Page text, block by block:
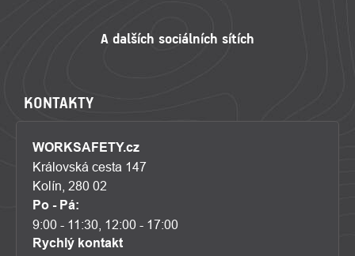
KONTAKTY
WORKSAFETY.cz
Královská cesta 147
Kolín, 280 02
Po - Pá:
9:00 - 11:30, 12:00 - 17:00
Rychlý kontakt